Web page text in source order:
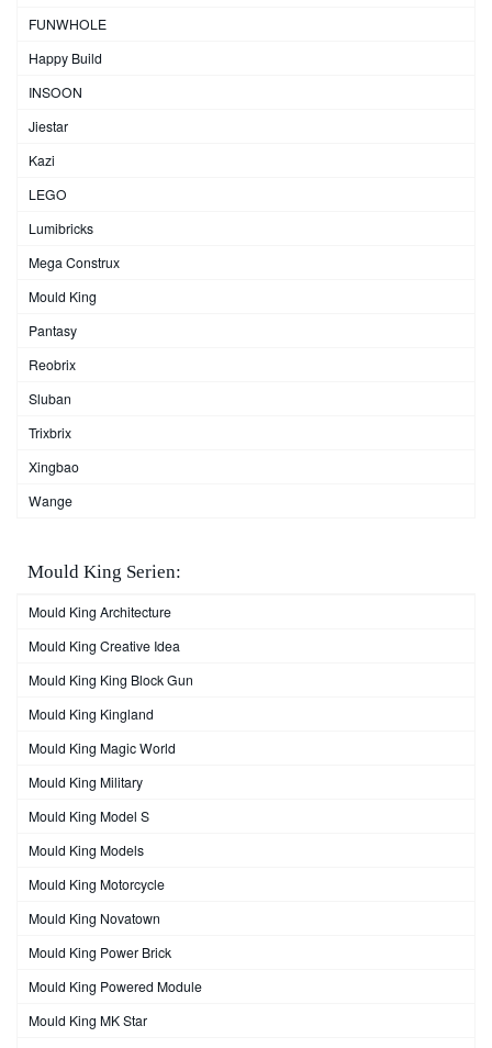
FUNWHOLE
Happy Build
INSOON
Jiestar
Kazi
LEGO
Lumibricks
Mega Construx
Mould King
Pantasy
Reobrix
Sluban
Trixbrix
Xingbao
Wange
Mould King Serien:
Mould King Architecture
Mould King Creative Idea
Mould King King Block Gun
Mould King Kingland
Mould King Magic World
Mould King Military
Mould King Model S
Mould King Models
Mould King Motorcycle
Mould King Novatown
Mould King Power Brick
Mould King Powered Module
Mould King MK Star